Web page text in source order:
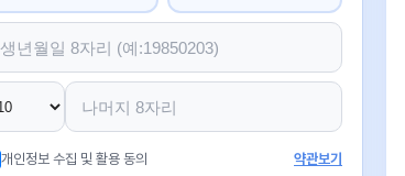
개인정보 수집 및 활용 동의 약관보기